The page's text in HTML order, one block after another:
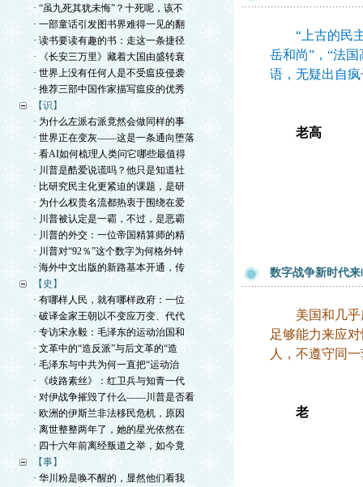
· “虽九死其犹未悔”？十死呢，该不
· 一部童话引发图书界难得一见的翻
· 读书要读有趣的书：走这一条捷径
· 《长安三万里》藏着大国由盛转衰
· 世界上没有任何人是不受瘟疫侵袭
· 推荐三部中国作家描写瘟疫的优秀
【识】
· 为什么左派右派竟然会做同样的事
· 世界正在变灰——这是一条通向堕落
· 看AI如何梳理人类问它哪些最值得
· 川普是酷爱说谎吗？他只是知道社
· 比研究民主化更紧迫的课题，是研
· 为什么权贵名流都热衷于围绕在爱
· 川普被认定是一霸，不过，是恶霸
· 川普的外交：一位帝国精算师的精
· 川普对“92％”这个数字为何格外钟
· 海外中文出版的新路基本开通，传
【史】
· 有哪样人民，就有哪样政府：一位
· 破译金家王朝以不变应万变、代代
· 专访宋永毅：毛泽东的运动治国和
· 文革中的“造反派”与后文革的“造
· 毛泽东与中共为何一直把“运动治
· 《歧路素丝》：红卫兵与知青一代
· 对伊战争摧毁了什么——川普是否看
· 欧洲的伊斯兰非法移民危机，原因
· 离世整整两年了，她的星光依然在
· 四十六年前离经叛道之举，如今竟
【事】
· 华川粉是唤不醒的，显然他们看我
“上古的民主
岳和尚”，“法
语，无疑出自
老高
数字战争新时代
美国和几乎所
足够能力来应
人，不遵守同
老